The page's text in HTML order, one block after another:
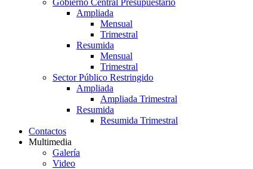
Gobierno Central Presupuestario
Ampliada
Mensual
Trimestral
Resumida
Mensual
Trimestral
Sector Público Restringido
Ampliada
Ampliada Trimestral
Resumida
Resumida Trimestral
Contactos
Multimedia
Galería
Video